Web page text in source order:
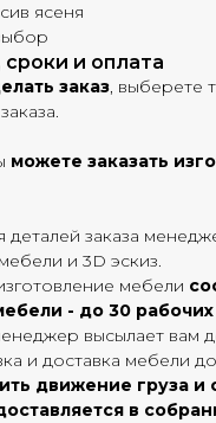
ясеня
сроки и оплата
заказ, выберете
можете заказать
деталей заказа
и 3D эскиз.
мебели
- до 30
высылает вам
и доставка мебели
движение груза и
в